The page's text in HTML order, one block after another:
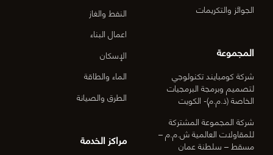
الجوائز والتكريمات
المجموعة
شركة كومبايند تكنولوجي
لتصميم وبرمجة البرمجيات
الخاصة (ذ.م.م)- الكويت
شركة المجموعة المشتركة
للمقاولات العالمية ش.م.م –
مسقط – سلطنة عمان
النفط والغاز
اعمال البناء
الإسكان
الماء والطاقة
الطرق والصيانة
مراكز الخدمة